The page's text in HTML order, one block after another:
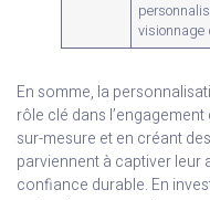
visionnage
En somme, la
rôle clé dans
sur-mesure et en créant
parviennent à captiver leur
confiance durable. En